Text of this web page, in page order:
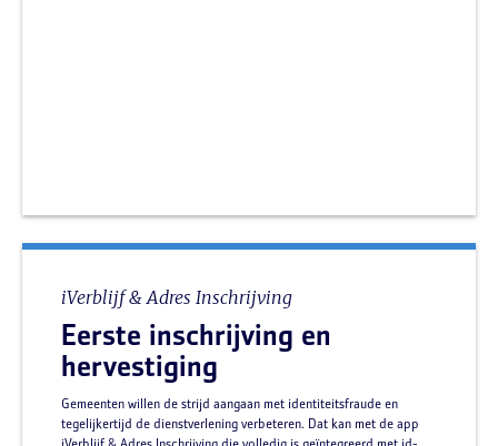
iVerblijf & Adres Inschrijving
Eerste inschrijving en
hervestiging
Gemeenten willen de strijd aangaan met identiteitsfraude en
tegelijkertijd de dienstverlening verbeteren. Dat kan met de app